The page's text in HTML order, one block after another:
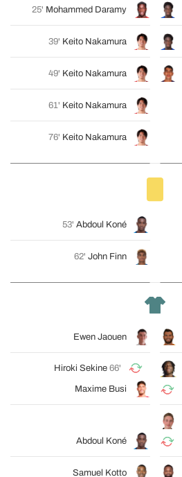
25' Mohammed Daramy
39' Keito Nakamura
49' Keito Nakamura
61' Keito Nakamura
76' Keito Nakamura
53' Abdoul Koné
62' John Finn
Ewen Jaouen
Hiroki Sekine 66'
Maxime Busi
Abdoul Koné
Samuel Kotto